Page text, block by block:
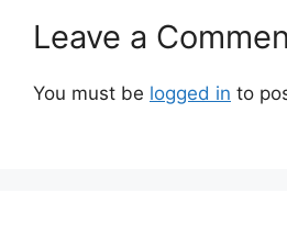
Leave a
You must be logged in to